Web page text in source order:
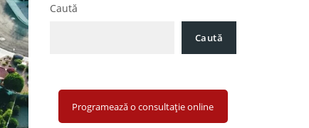
Caută
Caută
Programează o consultație online